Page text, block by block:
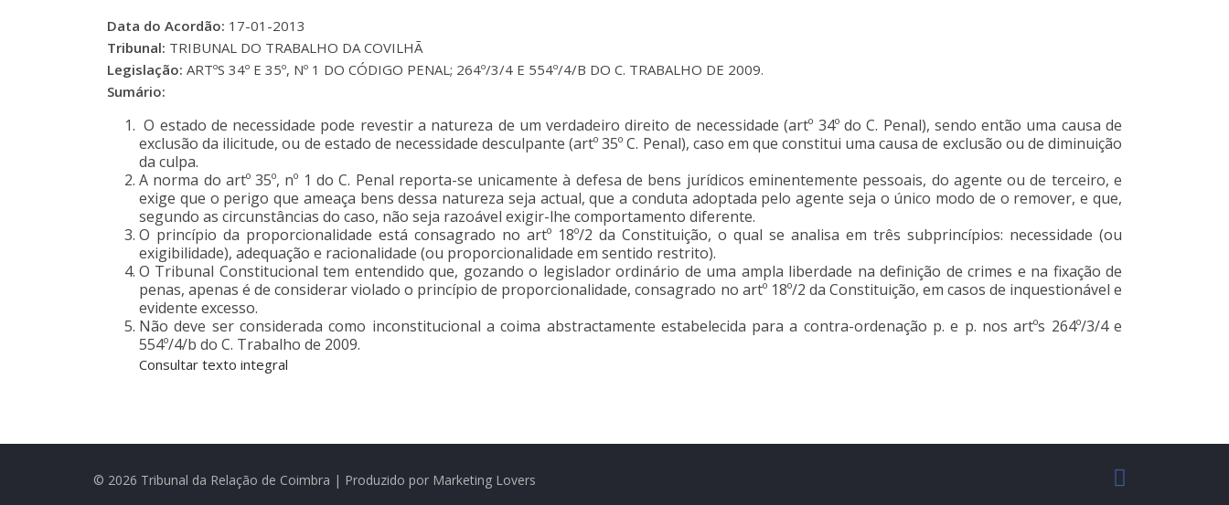
Data do Acordão: 17-01-2013
Tribunal: TRIBUNAL DO TRABALHO DA COVILHÃ
Legislação: ARTºS 34º E 35º, Nº 1 DO CÓDIGO PENAL; 264º/3/4 E 554º/4/B DO C. TRABALHO DE 2009.
Sumário:
O estado de necessidade pode revestir a natureza de um verdadeiro direito de necessidade (artº 34º do C. Penal), sendo então uma causa de
exclusão da ilicitude, ou de estado de necessidade desculpante (artº 35º C. Penal), caso em que constitui uma causa de exclusão ou de diminuição
da culpa.
A norma do artº 35º, nº 1 do C. Penal reporta-se unicamente à defesa de bens jurídicos eminentemente pessoais, do agente ou de terceiro, e
exige que o perigo que ameaça bens dessa natureza seja actual, que a conduta adoptada pelo agente seja o único modo de o remover, e que,
segundo as circunstâncias do caso, não seja razoável exigir-lhe comportamento diferente.
O princípio da proporcionalidade está consagrado no artº 18º/2 da Constituição, o qual se analisa em três subprincípios: necessidade (ou
exigibilidade), adequação e racionalidade (ou proporcionalidade em sentido restrito).
O Tribunal Constitucional tem entendido que, gozando o legislador ordinário de uma ampla liberdade na definição de crimes e na fixação de
penas, apenas é de considerar violado o princípio de proporcionalidade, consagrado no artº 18º/2 da Constituição, em casos de inquestionável e
evidente excesso.
Não deve ser considerada como inconstitucional a coima abstractamente estabelecida para a contra-ordenação p. e p. nos artºs 264º/3/4 e
554º/4/b do C. Trabalho de 2009.
Consultar texto integral
© 2026 Tribunal da Relação de Coimbra | Produzido por Marketing Lovers